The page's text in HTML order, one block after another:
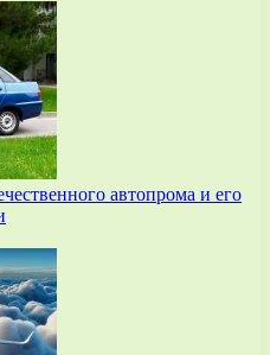
автопрома и его